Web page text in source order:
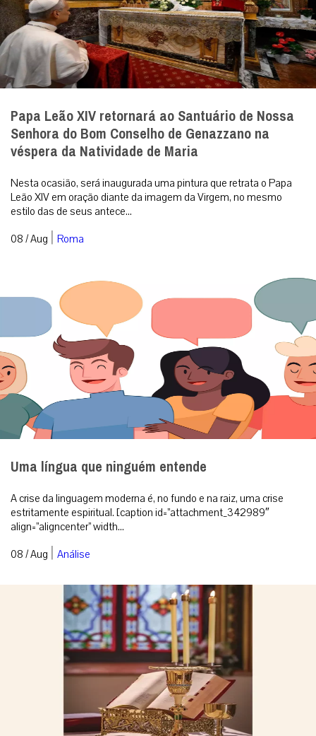
Papa Leão XIV retornará ao Santuário de Nossa
Senhora do Bom Conselho de Genazzano na
véspera da Natividade de Maria
Nesta ocasião, será inaugurada uma pintura que retrata o Papa
Leão XIV em oração diante da imagem da Virgem, no mesmo
estilo das de seus antece...
08 / Aug | Roma
Uma língua que ninguém entende
A crise da linguagem moderna é, no fundo e na raiz, uma crise
estritamente espiritual. [caption id=”attachment_342989″
align=”aligncenter” width...
08 / Aug | Análise